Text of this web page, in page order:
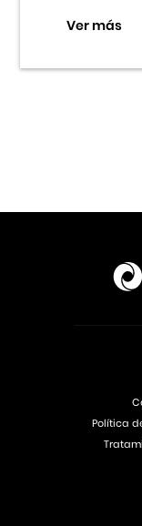
Ver más
Política